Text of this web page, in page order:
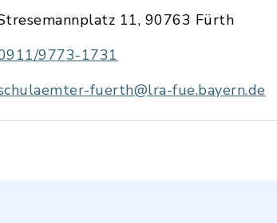
11, 90763 Fürth
9773-1731
fuerth@lra-fue.bayern.de